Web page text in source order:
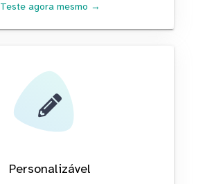
Teste agora mesmo →
Personalizável